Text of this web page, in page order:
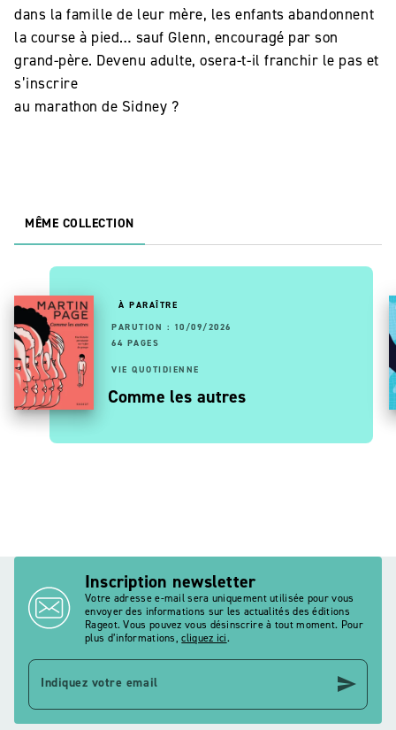
dans la famille de leur mère, les enfants abandonnent
la course à pied… sauf Glenn, encouragé par son
grand-père. Devenu adulte, osera-t-il franchir le pas et
s’inscrire
au marathon de Sidney ?
MÊME COLLECTION
À PARAÎTRE
PARUTION : 10/09/2026
64 PAGES
VIE QUOTIDIENNE
Comme les autres
Inscription newsletter
Votre adresse e-mail sera uniquement utilisée pour vous
envoyer des informations sur les actualités des éditions
Rageot. Vous pouvez vous désinscrire à tout moment. Pour
plus d’informations,cliquez ici.
Indiquez votre email send